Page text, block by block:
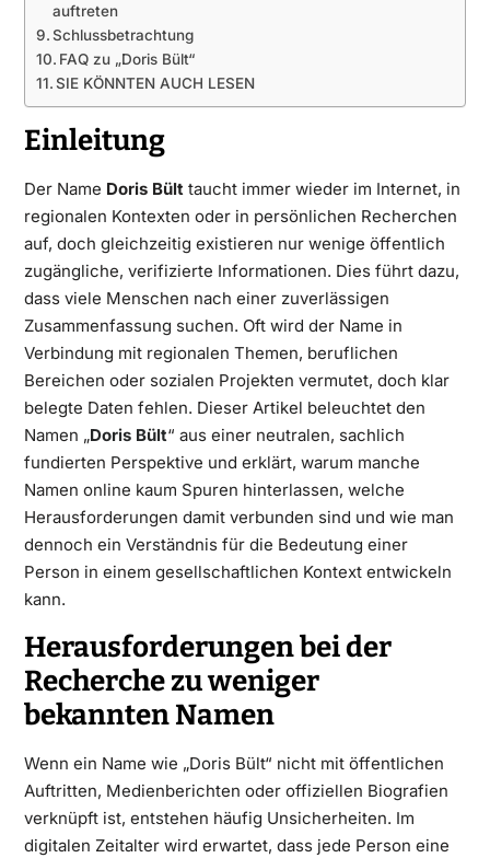
auftreten
Schlussbetrachtung
FAQ zu „Doris Bült“
SIE KÖNNTEN AUCH LESEN
Einleitung
Der Name Doris Bült taucht immer wieder im Internet, in
regionalen Kontexten oder in persönlichen Recherchen
auf, doch gleichzeitig existieren nur wenige öffentlich
zugängliche, verifizierte Informationen. Dies führt dazu,
dass viele Menschen nach einer zuverlässigen
Zusammenfassung suchen. Oft wird der Name in
Verbindung mit regionalen Themen, beruflichen
Bereichen oder sozialen Projekten vermutet, doch klar
belegte Daten fehlen. Dieser Artikel beleuchtet den
Namen „Doris Bült“ aus einer neutralen, sachlich
fundierten Perspektive und erklärt, warum manche
Namen online kaum Spuren hinterlassen, welche
Herausforderungen damit verbunden sind und wie man
dennoch ein Verständnis für die Bedeutung einer
Person in einem gesellschaftlichen Kontext entwickeln
kann.
Herausforderungen bei der
Recherche zu weniger
bekannten Namen
Wenn ein Name wie „Doris Bült“ nicht mit öffentlichen
Auftritten, Medienberichten oder offiziellen Biografien
verknüpft ist, entstehen häufig Unsicherheiten. Im
digitalen Zeitalter wird erwartet, dass jede Person eine